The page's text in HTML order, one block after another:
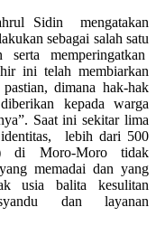
Sidin mengatakan
sebagai salah satu
memperingatkan
ini telah membiarkan
dimana hak-hak
kepada warga
Saat ini sekitar lima
lebih dari 500
di Moro-Moro tidak
memadai dan yang
usia balita kesulitan
dan layanan